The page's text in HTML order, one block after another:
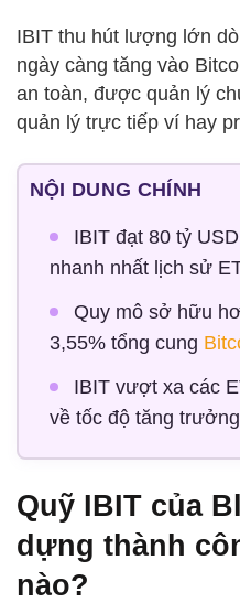
IBIT thu hút lượng lớn
ngày càng tăng vào
an toàn, được quản lý
quản lý trực tiếp ví hay
NỘI DUNG CHÍNH
IBIT đạt 80 tỷ
nhanh nhất lịch sử
Quy mô sở hữu
3,55% tổng cung
IBIT vượt xa các
về tốc độ tăng
Quỹ IBIT của
dựng thành
nào?